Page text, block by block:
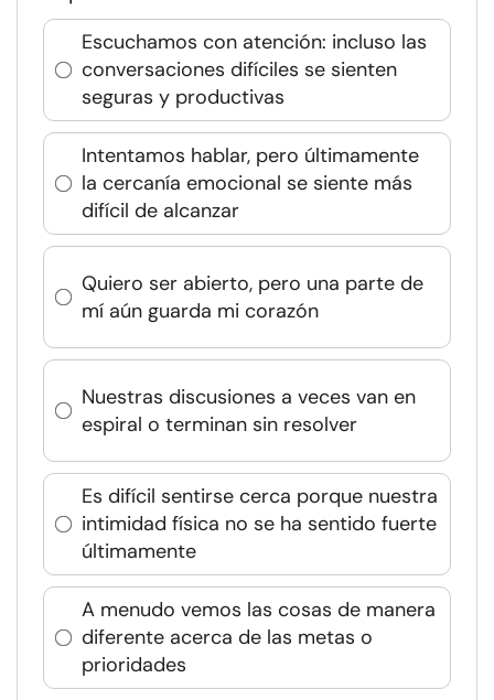
Escuchamos con atención: incluso las
conversaciones difíciles se sienten
seguras y productivas
Intentamos hablar, pero últimamente
la cercanía emocional se siente más
difícil de alcanzar
Quiero ser abierto, pero una parte de
mí aún guarda mi corazón
Nuestras discusiones a veces van en
espiral o terminan sin resolver
Es difícil sentirse cerca porque nuestra
intimidad física no se ha sentido fuerte
últimamente
A menudo vemos las cosas de manera
diferente acerca de las metas o
prioridades